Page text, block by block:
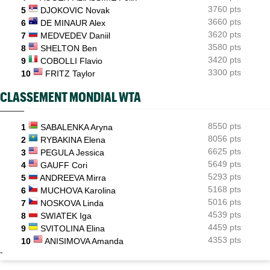
5
DJOKOVIC Novak
3760 pts
6
DE MINAUR Alex
3660 pts
7
MEDVEDEV Daniil
3620 pts
8
SHELTON Ben
3580 pts
9
COBOLLI Flavio
3420 pts
10
FRITZ Taylor 3300 pts
CLASSEMENT MONDIAL WTA
1 SABALENKA Aryna
8550 pts
2
RYBAKINA Elena
8056 pts
3
PEGULA Jessica
6625 pts
4
GAUFF Cori
5649 pts
5
ANDREEVA Mirra
5293 pts
6
MUCHOVA Karolina
5168 pts
7
NOSKOVA Linda
5016 pts
8
SWIATEK Iga
4539 pts
9
SVITOLINA Elina
4459 pts
10
ANISIMOVA Amanda 4353 pts
-